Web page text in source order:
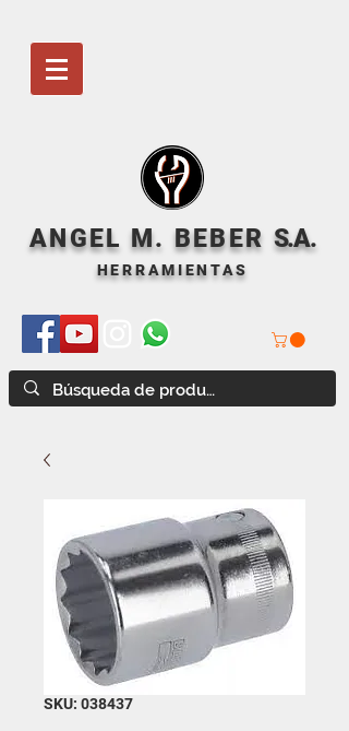
ANGEL M. BEBER S.A.
HERRAMIENTAS
SKU: 038437